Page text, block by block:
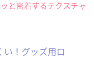
と密着するテクスチャ
い！グッズ用ロ